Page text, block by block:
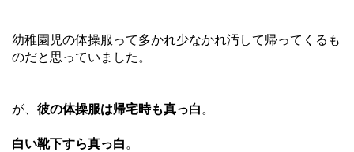
幼稚園児の体操服って多かれ少なかれ汚して帰ってくるも
のだと思っていました。
が、 彼の体操服は帰宅時も真っ白。
白い靴下すら真っ白。